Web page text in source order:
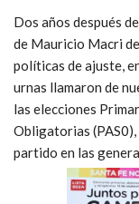
Dos años después
de Mauricio Macri
políticas de ajuste,
urnas llamaron de
las elecciones
Obligatorias (PAS0),
partido en las